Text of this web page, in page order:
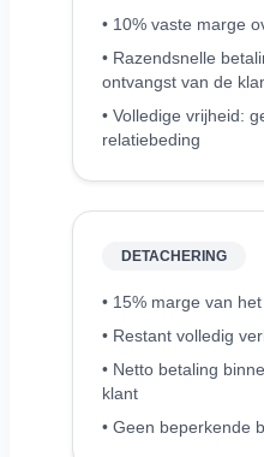
• 10% vaste marge
• Razendsnelle
ontvangst van de
• Volledige vrijheid:
relatiebeding
DETACHERING
• 15% marge van
• Restant volledig
• Netto betaling
klant
• Geen beperkende